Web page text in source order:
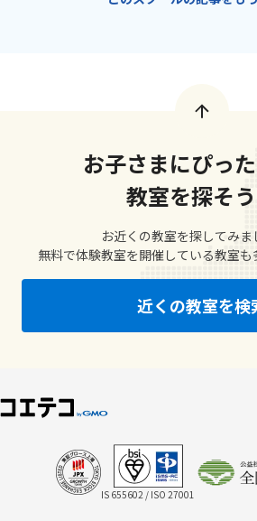
お子さまにぴっ
教室を探そう
お近くの教室を探してみま
無料で体験教室を開催している教室
近くの教室を検
IS 655602 / ISO 27001